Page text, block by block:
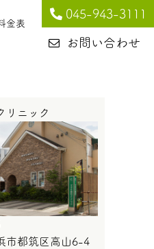
金表
045-943-3111
お問い合わせ
リニック
市都筑区高山6-4